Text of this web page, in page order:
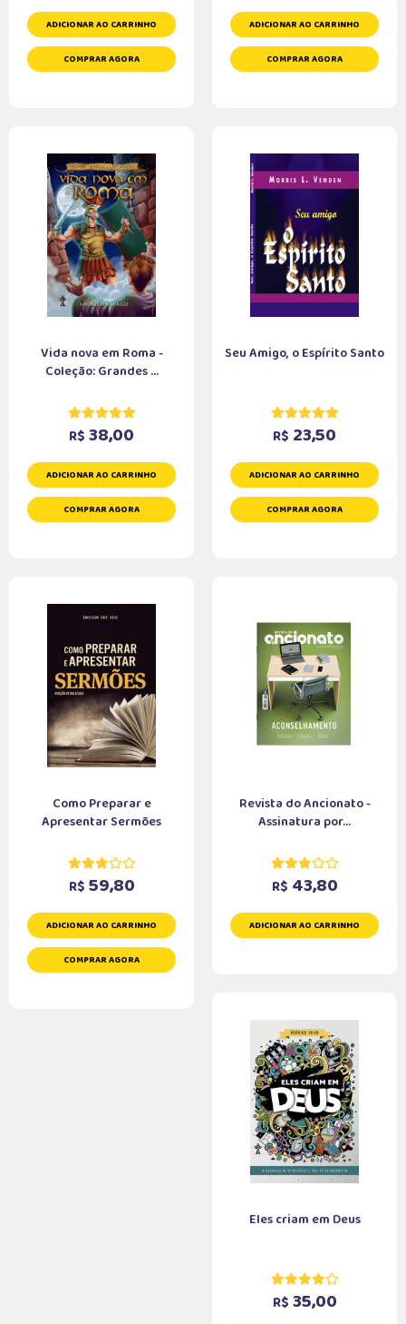
ADICIONAR AO CARRINHO
COMPRAR AGORA
ADICIONAR AO CARRINHO
COMPRAR AGORA
Vida nova em Roma -
Coleção: Grandes ...
R$ 38,00
ADICIONAR AO CARRINHO
COMPRAR AGORA
Seu Amigo, o Espírito Santo
R$ 23,50
ADICIONAR AO CARRINHO
COMPRAR AGORA
Como Preparar e
Apresentar Sermões
R$ 59,80
ADICIONAR AO CARRINHO
COMPRAR AGORA
Revista do Ancionato -
Assinatura por...
R$ 43,80
ADICIONAR AO CARRINHO
Eles criam em Deus
R$ 35,00